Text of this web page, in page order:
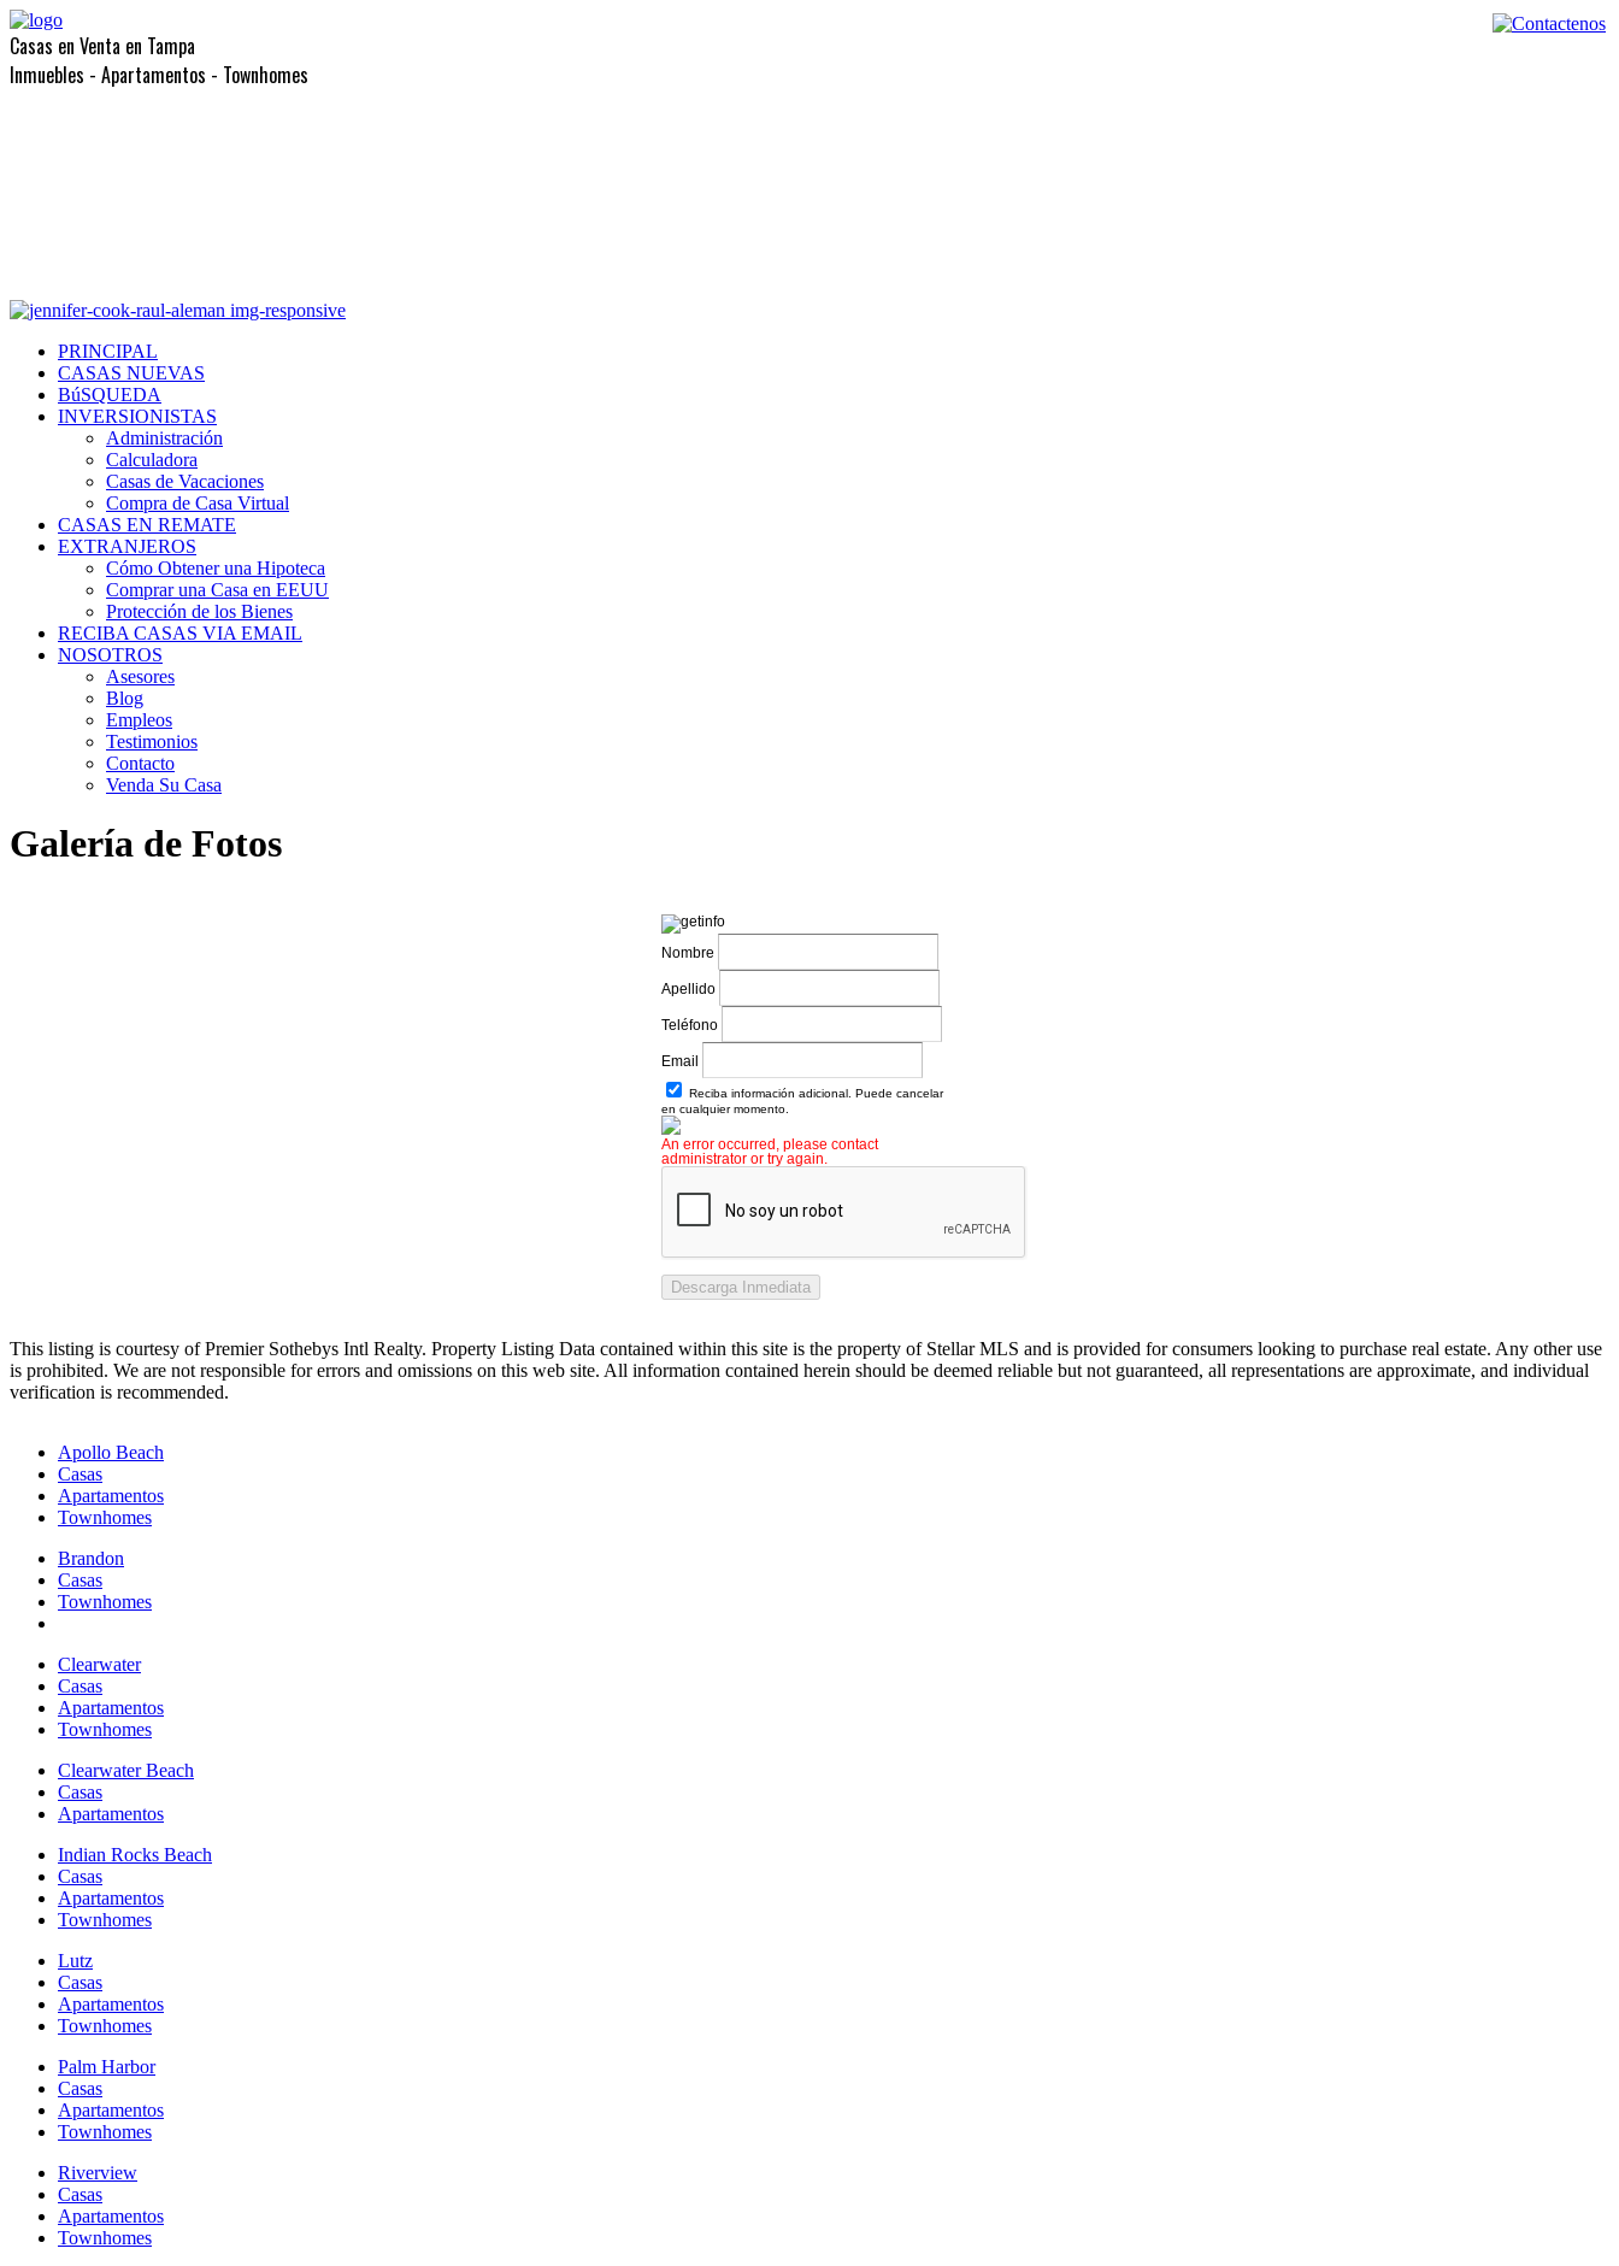
Casas en Venta en Tampa
Inmuebles - Apartamentos - Townhomes
PRINCIPAL
CASAS NUEVAS
BúSQUEDA
INVERSIONISTAS
Administración
Calculadora
Casas de Vacaciones
Compra de Casa Virtual
CASAS EN REMATE
EXTRANJEROS
Cómo Obtener una Hipoteca
Comprar una Casa en EEUU
Protección de los Bienes
RECIBA CASAS VIA EMAIL
NOSOTROS
Asesores
Blog
Empleos
Testimonios
Contacto
Venda Su Casa
Galería de Fotos
Nombre
Apellido
Teléfono
Email
Reciba información adicional. Puede cancelar
en cualquier momento.
An error occurred, please contact
administrator or try again.
Descarga Inmediata
This listing is courtesy of Premier Sothebys Intl Realty. Property Listing Data contained within this site is the property of Stellar MLS and is provided for consumers looking to purchase real estate. Any other use
is prohibited. We are not responsible for errors and omissions on this web site. All information contained herein should be deemed reliable but not guaranteed, all representations are approximate, and individual
verification is recommended.
Apollo Beach
Casas
Apartamentos
Townhomes
Brandon
Casas
Townhomes
Clearwater
Casas
Apartamentos
Townhomes
Clearwater Beach
Casas
Apartamentos
Indian Rocks Beach
Casas
Apartamentos
Townhomes
Lutz
Casas
Apartamentos
Townhomes
Palm Harbor
Casas
Apartamentos
Townhomes
Riverview
Casas
Apartamentos
Townhomes